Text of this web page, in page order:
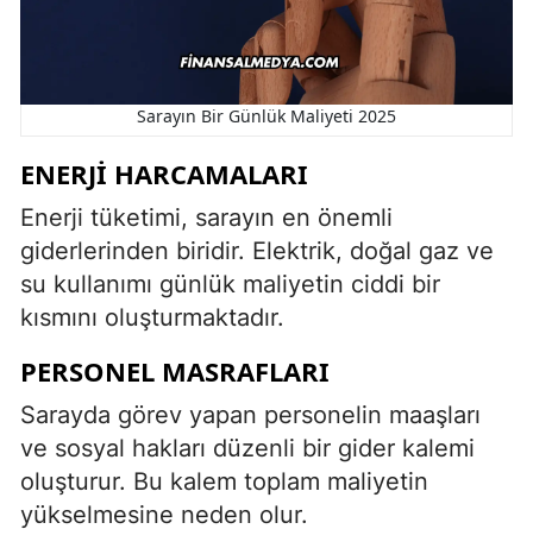
Sarayın Bir Günlük Maliyeti 2025
ENERJI HARCAMALARI
Enerji tüketimi, sarayın en önemli
giderlerinden biridir. Elektrik, doğal gaz ve
su kullanımı günlük maliyetin ciddi bir
kısmını oluşturmaktadır.
PERSONEL MASRAFLARI
Sarayda görev yapan personelin maaşları
ve sosyal hakları düzenli bir gider kalemi
oluşturur. Bu kalem toplam maliyetin
yükselmesine neden olur.